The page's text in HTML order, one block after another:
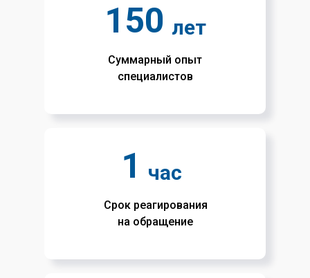
150 лет
1 час
Суммарный опыт
специалистов
Срок реагирования
на обращение